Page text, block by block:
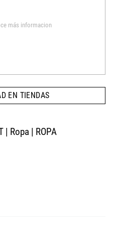
más informacion
EN TIENDAS
| Ropa | ROPA